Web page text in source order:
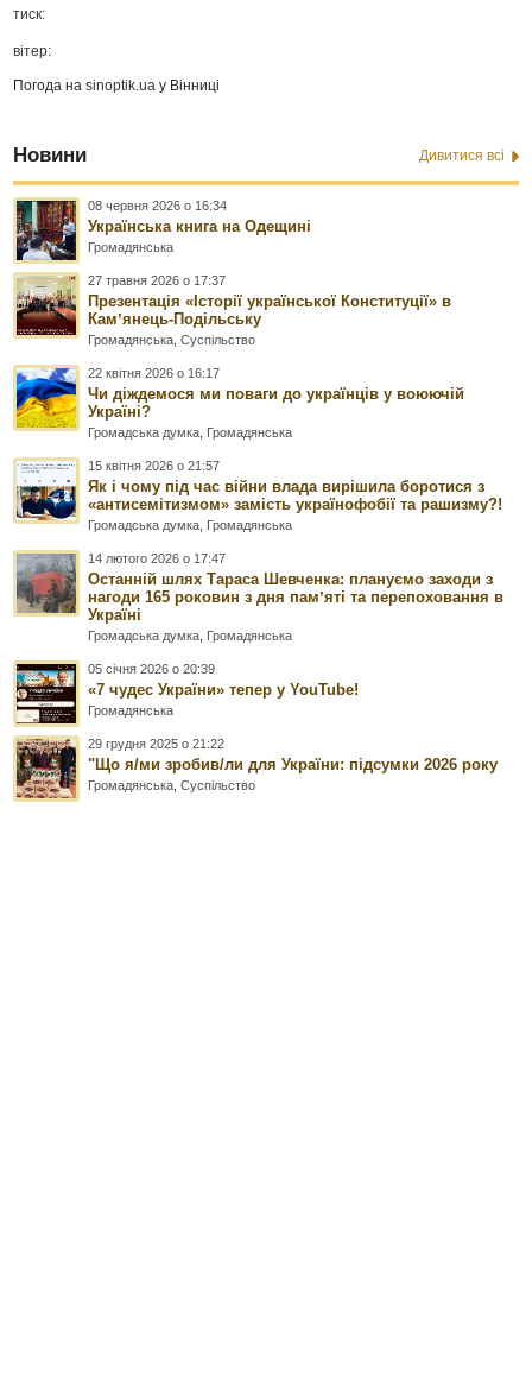
тиск:
вітер:
Погода наsinoptik.ua у Вінниці
Новини Дивитися всі
08 червня 2026 о 16:34
Українська книга на Одещині
Громадянська
27 травня 2026 о 17:37
Презентація «Історії української Конституції» в
Камʼянець-Подільську
Громадянська ,Суспільство
22 квітня 2026 о 16:17
Чи діждемося ми поваги до українців у воюючій
Україні?
Громадська думка Громадянська
15 квітня 2026 о 21:57
Як і чому під час війни влада вирішила боротися з
«антисемітизмом» замість українофобії та рашизму?!
Громадська думка Громадянська
14 лютого 2026 о 17:47
Останній шлях Тараса Шевченка: плануємо заходи з
нагоди 165 роковин з дня памʼяті та перепоховання в
Україні
Громадська думка Громадянська
05 січня 2026 о 20:39
«7 чудес України» тепер у YouTube!
Громадянська
29 грудня 2025 о 21:22
"Що я/ми зробив/ли для України: підсумки 2026 року
Громадянська ,Суспільство